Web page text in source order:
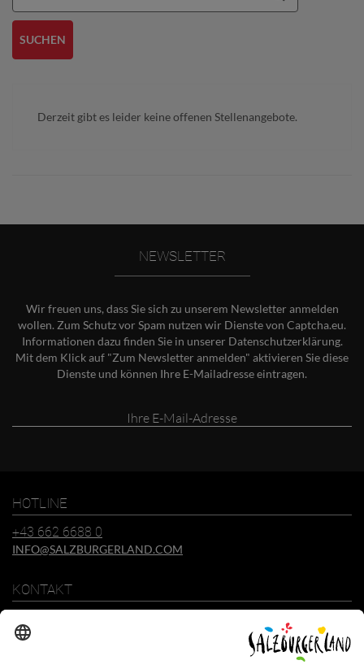
SUCHEN
Derzeit gibt es leider keine offenen Stellenangebote.
NEWSLETTER
Wir freuen uns, dass Sie sich zu unserem Newsletter anmelden
wollen. Zum Schutz vor Spam nutzen wir Dienste von Captcha.eu.
Informationen dazu finden Sie in unserer Datenschutzerklärung.
Mit dem Klick auf "Zum Newsletter anmelden" aktivieren Sie diese
Dienste und können Ihre E-Mailadresse eintragen.
HOTLINE
+43 662 6688 0
INFO@SALZBURGERLAND.COM
KONTAKT